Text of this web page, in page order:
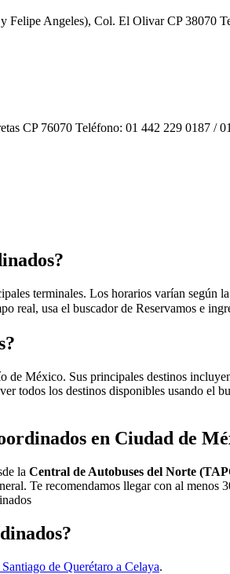
Felipe Angeles), Col. El Olivar CP 38070
CP 76070 Teléfono: 01 442 229 0187 /
terminales. Los horarios varían
real, usa el buscador de Reservamos e
de México. Sus principales destinos
todos los destinos disponibles usando el
en Ciudad de
la Central de Autobuses del Norte
Te recomendamos llegar con al menos
Santiago de Querétaro a Celaya.